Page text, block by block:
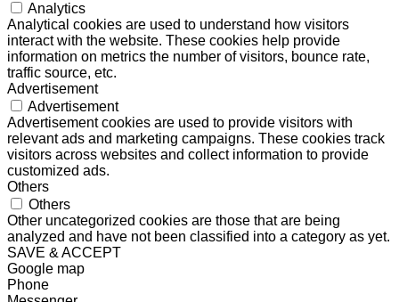
Analytics
Analytical cookies are used to understand how visitors
interact with the website. These cookies help provide
information on metrics the number of visitors, bounce rate,
traffic source, etc.
Advertisement
Advertisement
Advertisement cookies are used to provide visitors with
relevant ads and marketing campaigns. These cookies track
visitors across websites and collect information to provide
customized ads.
Others
Others
Other uncategorized cookies are those that are being
analyzed and have not been classified into a category as yet.
SAVE & ACCEPT
Google map
Phone